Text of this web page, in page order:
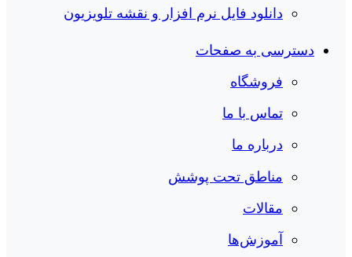
دانلود فایل نرم افزار و نقشه تلویزیون
دسترسی به صفحات
فروشگاه
تماس با ما
درباره ما
مناطق تحت پوشش
مقالات
آموزش‌ها